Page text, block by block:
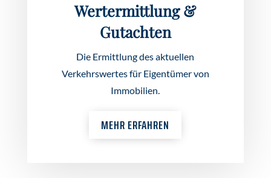
Wertermittlung &
Gutachten
Die Ermittlung des aktuellen
Verkehrswertes für Eigentümer von
Immobilien.
MEHR ERFAHREN